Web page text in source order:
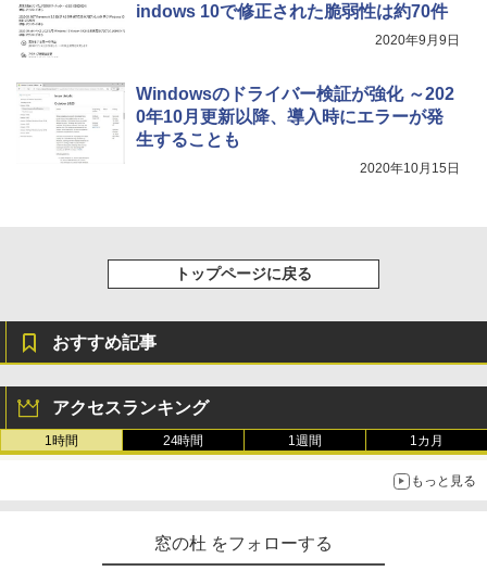
indows 10で修正された脆弱性は約70件
2020年9月9日
Windowsのドライバー検証が強化 ～202
0年10月更新以降、導入時にエラーが発
生することも
2020年10月15日
トップページに戻る
おすすめ記事
アクセスランキング
1時間 24時間 1週間 1カ月
もっと見る
窓の杜 をフォローする